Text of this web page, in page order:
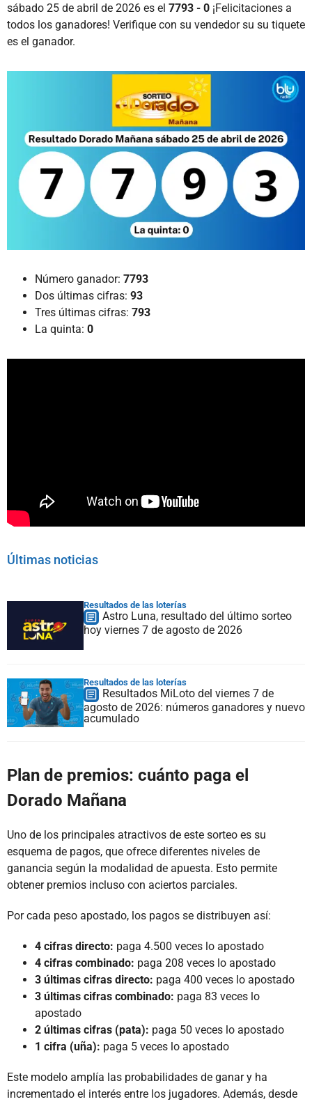
sábado 25 de abril de 2026 es el 7793 - 0 ¡Felicitaciones a
todos los ganadores! Verifique con su vendedor su su tiquete
es el ganador.
Número ganador: 7793
Dos últimas cifras: 93
Tres últimas cifras: 793
La quinta: 0
Últimas noticias
Resultados de las loterías
Astro Luna, resultado del último sorteo
hoy viernes 7 de agosto de 2026
Resultados de las loterías
Resultados MiLoto del viernes 7 de
agosto de 2026: números ganadores y nuevo
acumulado
Plan de premios: cuánto paga el
Dorado Mañana
Uno de los principales atractivos de este sorteo es su
esquema de pagos, que ofrece diferentes niveles de
ganancia según la modalidad de apuesta. Esto permite
obtener premios incluso con aciertos parciales.
Por cada peso apostado, los pagos se distribuyen así:
4 cifras directo: paga 4.500 veces lo apostado
4 cifras combinado: paga 208 veces lo apostado
3 últimas cifras directo: paga 400 veces lo apostado
3 últimas cifras combinado: paga 83 veces lo
apostado
2 últimas cifras (pata): paga 50 veces lo apostado
1 cifra (uña): paga 5 veces lo apostado
Este modelo amplía las probabilidades de ganar y ha
incrementado el interés entre los jugadores. Además, desde